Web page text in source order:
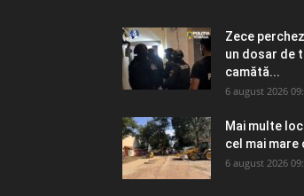
Zece
un dosar de
camătă...
6 august 2026
Mai multe
cel mai mare
6 august 2026